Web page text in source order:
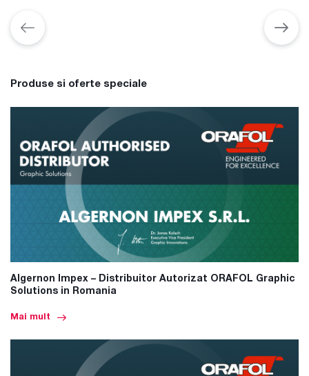
Produse si oferte speciale
Algernon Impex – Distribuitor Autorizat ORAFOL Graphic
Solutions in Romania
Mai mult